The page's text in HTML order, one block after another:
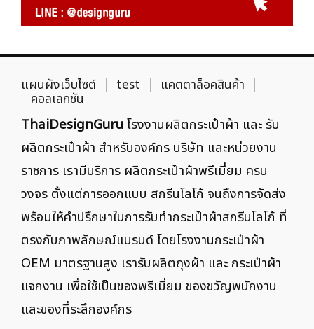
แผนผังเว็บไซต์ test แคตตาล็อคสินค้า
คอลเลกชัน
ThaiDesignGuruโรงงานผลิตกระเป๋าผ้า และ รับ
ผลิตกระเป๋าผ้า สำหรับองค์กร บริษัท และหน่วยงาน
ราชการ เรามีบริการ ผลิตกระเป๋าผ้าพรีเมี่ยม ครบ
วงจร ตั้งแต่การออกแบบ สกรีนโลโก้ จนถึงการจัดส่ง
พร้อมให้คำปรึกษาในการรับทำกระเป๋าผ้าสกรีนโลโก้ ที่
ตรงกับภาพลักษณ์แบรนด์ โดยโรงงานกระเป๋าผ้า
OEM มาตรฐานสูง เรารับผลิตถุงผ้า และ กระเป๋าผ้า
แจกงาน เพื่อใช้เป็นของพรีเมี่ยม ของขวัญพนักงาน
และของที่ระลึกองค์กร